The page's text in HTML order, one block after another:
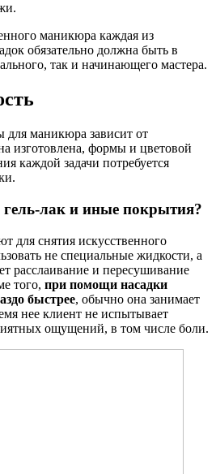
маникюра каждая из
обязательно должна быть в
так и начинающего мастера.
для маникюра зависит от
изготовлена, формы и цветовой
каждой задачи потребуется
лак и иные покрытия?
для снятия искусственного
не специальные жидкости, а
расслаивание и пересушивание
того, при помощи насадки
быстрее, обычно она занимает
нее клиент не испытывает
ощущений, в том числе боли.